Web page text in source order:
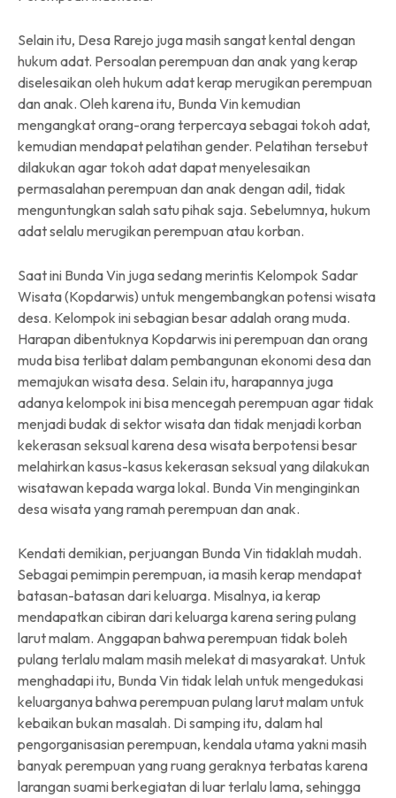
Selain itu, Desa Rarejo juga masih sangat kental dengan
hukum adat. Persoalan perempuan dan anak yang kerap
diselesaikan oleh hukum adat kerap merugikan perempuan
dan anak. Oleh karena itu, Bunda Vin kemudian
mengangkat orang-orang terpercaya sebagai tokoh adat,
kemudian mendapat pelatihan gender. Pelatihan tersebut
dilakukan agar tokoh adat dapat menyelesaikan
permasalahan perempuan dan anak dengan adil, tidak
menguntungkan salah satu pihak saja. Sebelumnya, hukum
adat selalu merugikan perempuan atau korban.
Saat ini Bunda Vin juga sedang merintis Kelompok Sadar
Wisata (Kopdarwis) untuk mengembangkan potensi wisata
desa. Kelompok ini sebagian besar adalah orang muda.
Harapan dibentuknya Kopdarwis ini perempuan dan orang
muda bisa terlibat dalam pembangunan ekonomi desa dan
memajukan wisata desa. Selain itu, harapannya juga
adanya kelompok ini bisa mencegah perempuan agar tidak
menjadi budak di sektor wisata dan tidak menjadi korban
kekerasan seksual karena desa wisata berpotensi besar
melahirkan kasus-kasus kekerasan seksual yang dilakukan
wisatawan kepada warga lokal. Bunda Vin menginginkan
desa wisata yang ramah perempuan dan anak.
Kendati demikian, perjuangan Bunda Vin tidaklah mudah.
Sebagai pemimpin perempuan, ia masih kerap mendapat
batasan-batasan dari keluarga. Misalnya, ia kerap
mendapatkan cibiran dari keluarga karena sering pulang
larut malam. Anggapan bahwa perempuan tidak boleh
pulang terlalu malam masih melekat di masyarakat. Untuk
menghadapi itu, Bunda Vin tidak lelah untuk mengedukasi
keluarganya bahwa perempuan pulang larut malam untuk
kebaikan bukan masalah. Di samping itu, dalam hal
pengorganisasian perempuan, kendala utama yakni masih
banyak perempuan yang ruang geraknya terbatas karena
larangan suami berkegiatan di luar terlalu lama, sehingga